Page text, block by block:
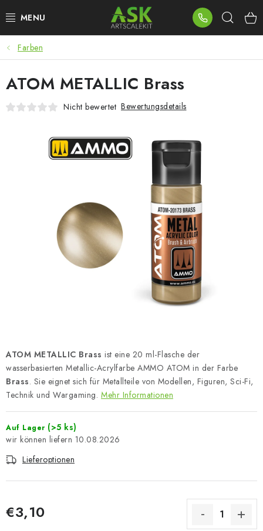
Inhalt
BLOG
SUMMER DAYS
WARHAMMER
ASK PRODUKTE
PLASTIKMODELLE
FARBEN & WERKZEUGE
VOUCHERS
VERKAUFTE MARKEN
Versand und Bezahlung
Bedingungen und Konditionen
Datenschutzbestimmungen
Farben
ATOM METALLIC Brass ist eine 20 ml-Flasche der
wasserbasierten Metallic-Acrylfarbe AMMO ATOM in der Farbe
Brass. Sie eignet sich für Metallteile von Modellen, Figuren, Sci-Fi,
Technik und Wargaming. Mehr Informationen
Auf Lager (>5 ks)
10.08.2026
Lieferoptionen
€3,10
ATOM METALLIC Brass
Nicht bewertet Bewertungsdetails